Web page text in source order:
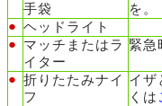
手袋
を。
● ヘッドライト
●
マッチまたはラ
イター
緊急
● 折りたたみナイ
フ
イザ
くは